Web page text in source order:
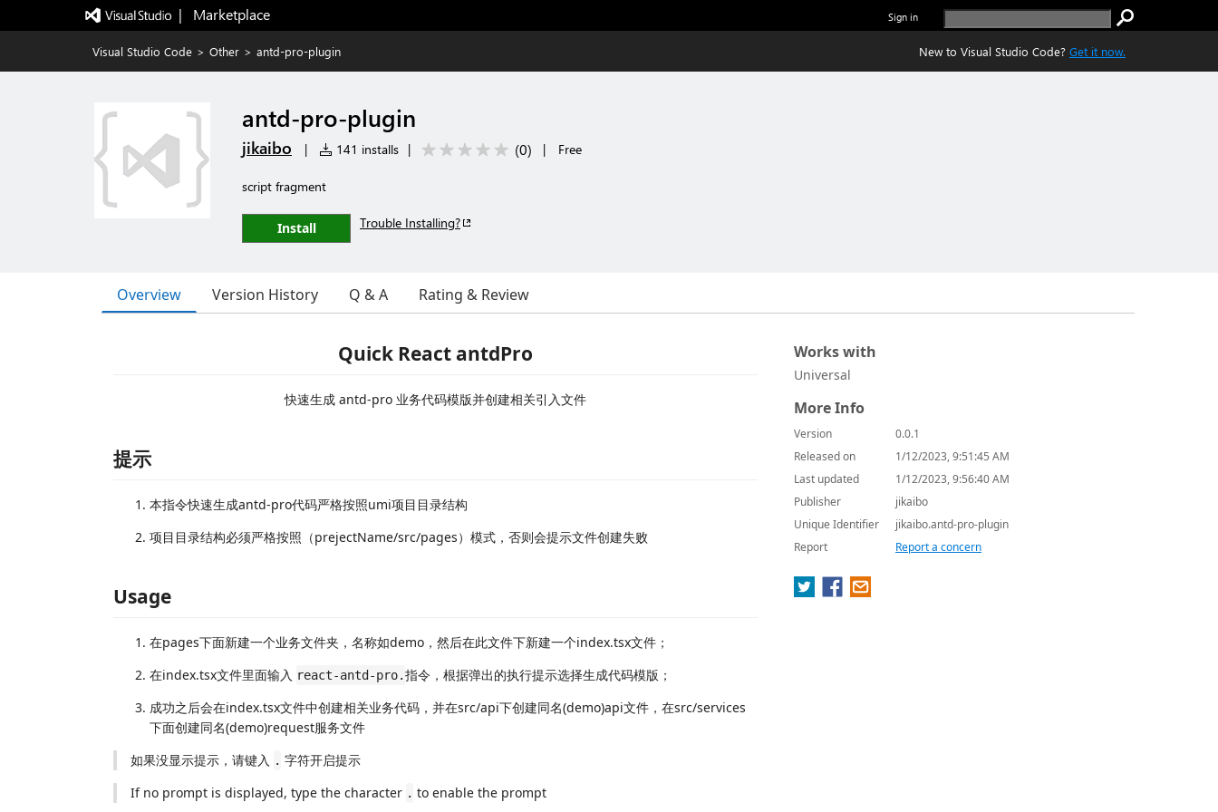
|   Marketplace Sign in
Visual Studio Code > Other > antd-pro-plugin New to Visual Studio Code? Get it now.
antd-pro-plugin
jikaibo | 141 installs | (0) | Free
script fragment
Install Trouble Installing?
Overview Version History Q & A Rating & Review
Quick React antdPro
快速生成 antd-pro 业务代码模版并创建相关引入文件
提示
本指令快速生成antd-pro代码严格按照umi项目目录结构
项目目录结构必须严格按照（prejectName/src/pages）模式，否则会提示文件创建失败
Usage
在pages下面新建一个业务文件夹，名称如demo，然后在此文件下新建一个index.tsx文件；
在index.tsx文件里面输入 react-antd-pro.指令，根据弹出的执行提示选择生成代码模版；
成功之后会在index.tsx文件中创建相关业务代码，并在src/api下创建同名(demo)api文件，在src/services
下面创建同名(demo)request服务文件
如果没显示提示，请键入 . 字符开启提示
If no prompt is displayed, type the character . to enable the prompt
Works with
Universal
More Info
Version
0.0.1
Released on
1/12/2023, 9:51:45 AM
Last updated
1/12/2023, 9:56:40 AM
Publisher
jikaibo
Unique Identifier
jikaibo.antd-pro-plugin
Report
Report a concern